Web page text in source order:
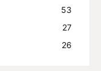
53
27
26